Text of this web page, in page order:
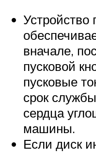
Устройство
вначале,
пусковой
пусковые
срок
сердца
машины.
Если диск